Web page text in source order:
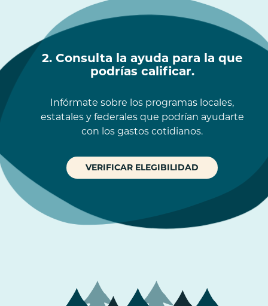
2. Consulta la ayuda para la que
podrías calificar.
Infórmate sobre los programas locales,
estatales y federales que podrían ayudarte
con los gastos cotidianos.
VERIFICAR ELEGIBILIDAD